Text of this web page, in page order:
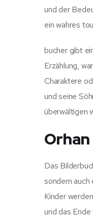
und der
ein wahres
bucher gibt
Erzählung,
Charaktere
und seine
überwältigen
Das
sondern
Kinder
und das